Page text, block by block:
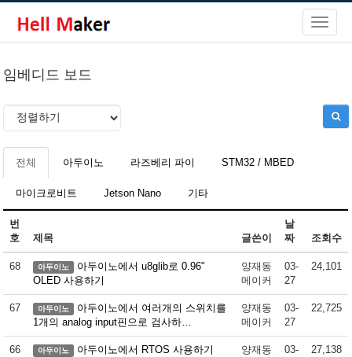
임베디드 보드
전체 아두이노 라즈베리 파이 STM32 / MBED
마이크로비트 Jetson Nano 기타
번
호
제목 글쓴이
날
짜
조회수
68 아두이노
아두이노에서 u8glib로 0.96"
OLED 사용하기
양재동
메이커
03-
27
24,101
67 아두이노
아두이노에서 여러개의 스위치를
1개의 analog input핀으로 검사하…
양재동
메이커
03-
27
22,725
66 아두이노
아두이노에서 RTOS 사용하기
양재동
03-
27,138